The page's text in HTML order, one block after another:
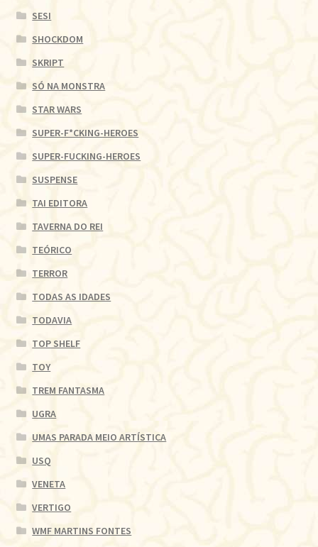
SESI
SHOCKDOM
SKRIPT
SÓ NA MONSTRA
STAR WARS
SUPER-F*CKING-HEROES
SUPER-FUCKING-HEROES
SUSPENSE
TAI EDITORA
TAVERNA DO REI
TEÓRICO
TERROR
TODAS AS IDADES
TODAVIA
TOP SHELF
TOY
TREM FANTASMA
UGRA
UMAS PARADA MEIO ARTÍSTICA
USQ
VENETA
VERTIGO
WMF MARTINS FONTES